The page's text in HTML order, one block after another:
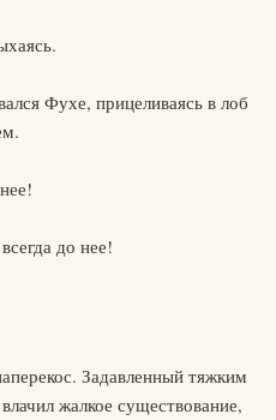
Фухе, прицеливаясь в лоб
до нее!
Задавленный тяжким
жалкое существование,